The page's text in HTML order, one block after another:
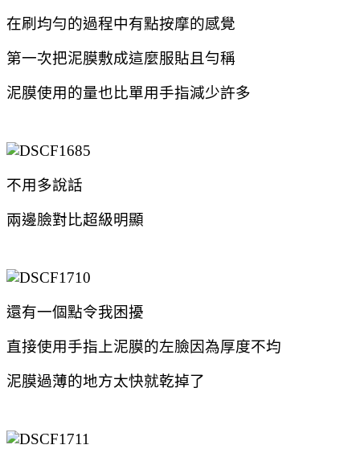
在刷均勻的過程中有點按摩的感覺
第一次把泥膜敷成這麼服貼且勻稱
泥膜使用的量也比單用手指減少許多
不用多說話
兩邊臉對比超級明顯
還有一個點令我困擾
直接使用手指上泥膜的左臉因為厚度不均
泥膜過薄的地方太快就乾掉了